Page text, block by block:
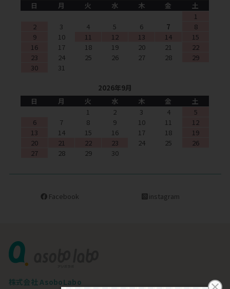
日
月 火 水 木 金
土
1
2
3 4 5 6 7
8
9
10 11 12 13 14
15
16
17 18 19 20 21
22
23
24 25 26 27 28
29
30
31
2026年9月
日
月 火 水 木 金
土
1
2 3 4
5
6
7 8 9 10 11
12
13
14 15 16 17 18
19
20
21 22 23 24 25
26
27
28 29 30
Facebook instagram
株式会社 AsoboLabo